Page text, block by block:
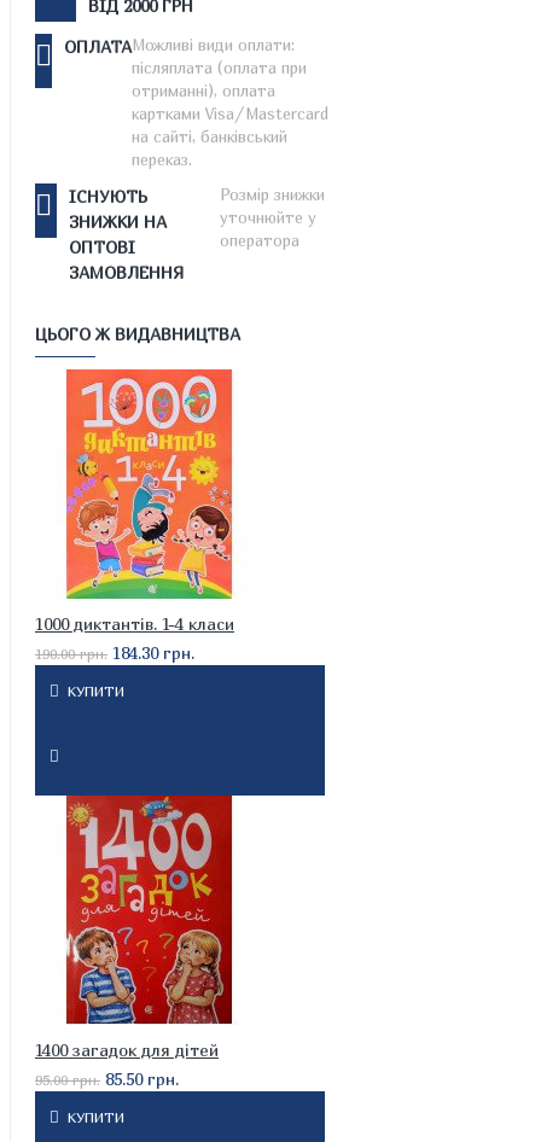
ВІД 2000 ГРН
ОПЛАТАМожливі види оплати:
післяплата (оплата при
отриманні), оплата
картками Visa/Mastercard
на сайті, банківський
переказ.
ІСНУЮТЬ
ЗНИЖКИ НА
ОПТОВІ
ЗАМОВЛЕННЯ
Розмір знижки
уточнюйте у
оператора
ЦЬОГО Ж ВИДАВНИЦТВА
1000 диктантів. 1-4 класи
190.00 грн. 184.30 грн.
КУПИТИ
1400 загадок для дітей
95.00 грн. 85.50 грн.
КУПИТИ